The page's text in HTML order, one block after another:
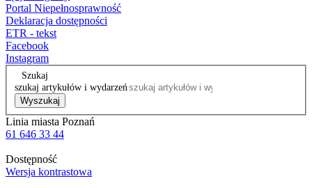
Portal Niepełnosprawność
Deklaracja dostępności
ETR - tekst
Facebook
Instagram
Szukaj
szukaj artykułów i wydarzeń
Wyszukaj
Linia miasta Poznań
61 646 33 44
Dostępność
Wersja kontrastowa